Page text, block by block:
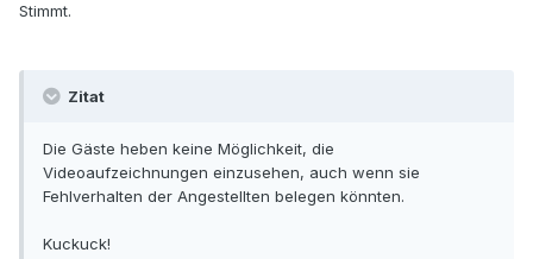
Stimmt.
Zitat
Die Gäste heben keine Möglichkeit, die
Videoaufzeichnungen einzusehen, auch wenn sie
Fehlverhalten der Angestellten belegen könnten.
Kuckuck!